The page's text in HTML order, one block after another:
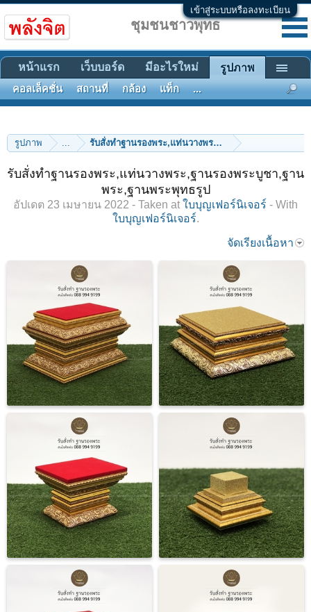
เข้าสู่ระบบหรือลงทะเบียน
รูปภาพ ... รับสั่งทำฐานรองพระ,แท่นวางพระ,ฐานรองพระบูชา,ฐาน
รับสั่งทำฐานรองพระ,แท่นวางพระ,ฐานรองพระบูชา,ฐาน
พระ,ฐานพระพุทธรูป
อัปเดต 23 เมษายน 2022 - Taken at ใบบุญเฟอร์นิเจอร์ - With
ใบบุญเฟอร์นิเจอร์.
จัดเรียงเนื้อหา
ชุมชนชาวพุทธ
หน้าแรก เว็บบอร์ด มีอะไรใหม่ รูปภาพ
คอลเล็คชั่น สถานที่ กล้อง แท็ก ...